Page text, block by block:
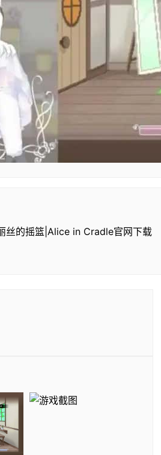
丝的摇篮|Alice in Cradle官网下载